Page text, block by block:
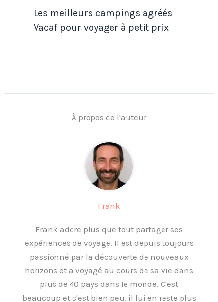
Les meilleurs campings agréés
Vacaf pour voyager à petit prix
À propos de l'auteur
Frank
Frank adore plus que tout partager ses
expériences de voyage. Il est depuis toujours
passionné par la découverte de nouveaux
horizons et a voyagé au cours de sa vie dans
plus de 40 pays dans le monde. C'est
beaucoup et c'est bien peu, il lui en reste plus